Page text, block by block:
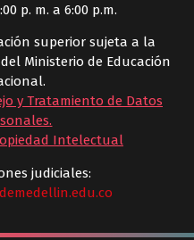
p. m. a 6:00 p.m.
superior sujeta a la
Ministerio de Educación
y Tratamiento de Datos
.
Intelectual
judiciales: